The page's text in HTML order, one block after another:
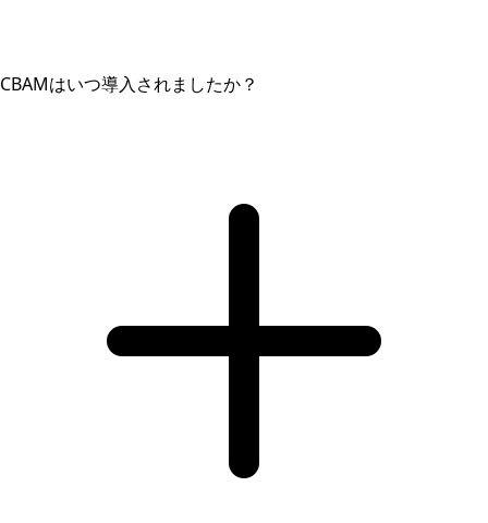
CBAMはいつ導入されましたか？